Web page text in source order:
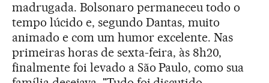
madrugada. Bolsonaro permaneceu todo o
tempo lúcido e, segundo Dantas, muito
animado e com um humor excelente. Nas
primeiras horas de sexta-feira, às 8h20,
finalmente foi levado a São Paulo, como sua